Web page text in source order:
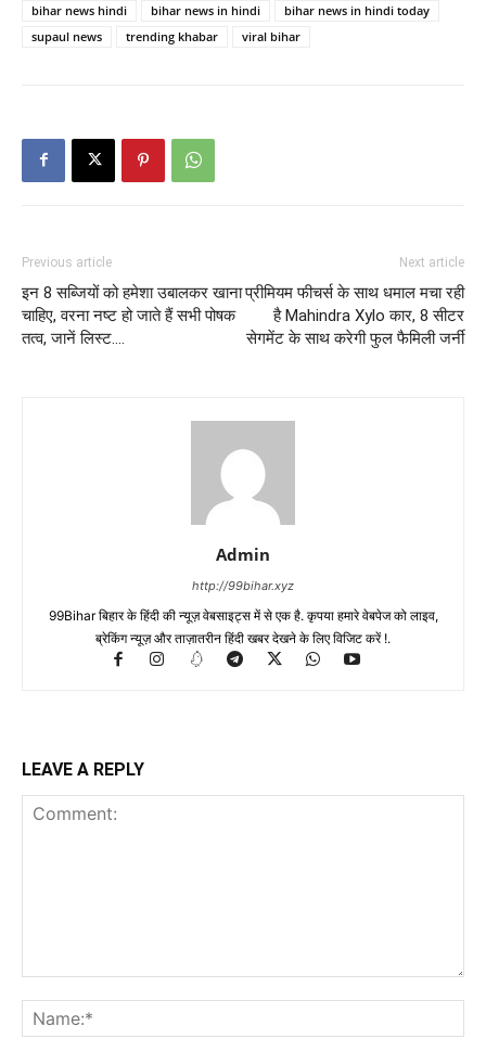
bihar news hindi
bihar news in hindi
bihar news in hindi today
supaul news
trending khabar viral bihar
Previous article
इन 8 सब्जियों को हमेशा उबालकर खाना
चाहिए, वरना नष्ट हो जाते हैं सभी पोषक
तत्व, जानें लिस्ट….
Next article
प्रीमियम फीचर्स के साथ धमाल मचा रही
है Mahindra Xylo कार, 8 सीटर
सेगमेंट के साथ करेगी फुल फैमिली जर्नी
Admin
http://99bihar.xyz
99Bihar बिहार के हिंदी की न्यूज़ वेबसाइट्स में से एक है. कृपया हमारे वेबपेज को लाइव,
ब्रेकिंग न्यूज़ और ताज़ातरीन हिंदी खबर देखने के लिए विजिट करें !.
LEAVE A REPLY